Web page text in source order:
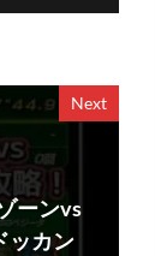
Next
ーンvs
ッカン